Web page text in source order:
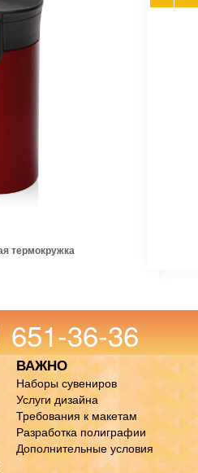
термокружка
651-36-36
ВАЖНО
Наборы сувениров
Услуги дизайна
Требования к макетам
Разработка полиграфии
Дополнительные условия